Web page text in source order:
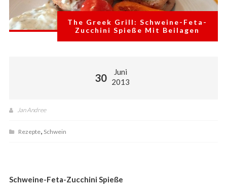
nur
dem
The Greek Grill: Schweine-Feta-
Zucchini Spieße Mit Beilagen
30
Juni
2013
Jan Andree
Rezepte, Schwein
Schweine-Feta-Zucchini Spieße